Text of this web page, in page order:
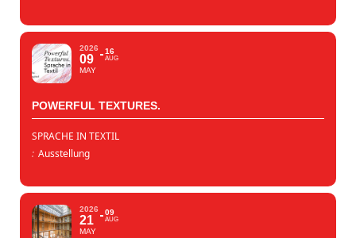
2026
09
MAY
16
AUG
POWERFUL TEXTURES.
SPRACHE IN TEXTIL
: Ausstellung
2026
21
MAY
09
AUG